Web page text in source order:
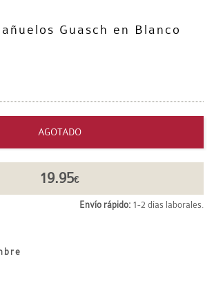
Guasch en Blanco
AGOTADO
19.95€
Envío rápido: 1-2 días laborales.